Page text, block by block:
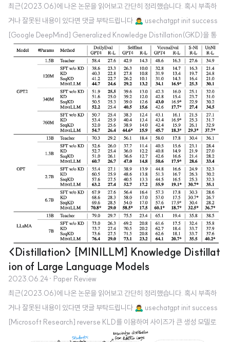
최근(2023.06)에 나온 논문을 읽어보고 간단히 정리했습니다. 혹시 부족하
거나 잘못된 내용이 있다면 댓글 부탁드립니다 🙇‍♂️ usechatgpt init success
[Google DeepMind] Generalized Knowledge Distillation(GKD)을 통
해 기존 distillation이 마주한 한계를 극복. summarization, machine transl
ation, arithmetic reasoning task로 검증 LLM이 가지는 능력을 사이즈가
작은 모델도 지닐 수 있도록 확률 분포 자체를 모방하듯이 학습하는 방식을 Kn
owledge Distillation(KD)이라고 부릅니다. 그러나 이 방식이 완벽한 것은 아
니어서, ‘학습 시 배운 분포와 실제 생성하는 outpu..
<Distillation> [MINILLM] Knowledge Distillat
ion of Large Language Models
2023.06.24· Paper Review
최근(2023.06)에 나온 논문을 읽어보고 간단히 정리했습니다. 혹시 부족하
거나 잘못된 내용이 있다면 댓글 부탁드립니다 🙇‍♂️ usechatgpt init success
[Microsoft Research] reverse KLD를 이용하여 사이즈가 큰 생성 모델로
부터 distill을 적용한 MINILLM. 우수한 성능과 함께, 더 큰 사이즈의 모델에도